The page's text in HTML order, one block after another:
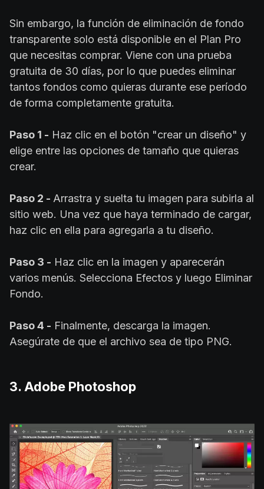
Sin embargo, la función de eliminación de fondo
transparente solo está disponible en el Plan Pro
que necesitas comprar. Viene con una prueba
gratuita de 30 días, por lo que puedes eliminar
tantos fondos como quieras durante ese período
de forma completamente gratuita.
Paso 1 - Haz clic en el botón "crear un diseño" y
elige entre las opciones de tamaño que quieras
crear.
Paso 2 - Arrastra y suelta tu imagen para subirla al
sitio web. Una vez que haya terminado de cargar,
haz clic en ella para agregarla a tu diseño.
Paso 3 - Haz clic en la imagen y aparecerán
varios menús. Selecciona Efectos y luego Eliminar
Fondo.
Paso 4 - Finalmente, descarga la imagen.
Asegúrate de que el archivo sea de tipo PNG.
3. Adobe Photoshop